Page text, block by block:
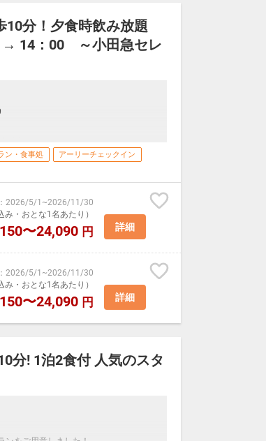
類の温泉をご用意。
あり
いません
）も出ております
ります。
ございます。
創作和食
わる場合がございます。
たします
意致します
類の温泉をご用意。
ックイン時にご予約ください。
あり
も出ております
10分！夕食時飲み放題
14：00 ～小田急セレ
ン・食事処 アーリーチェックイン
： 2026/5/1 ~2026/11/30
・おとな1名あたり）
〜24,090 円 詳細
： 2026/5/1 ~2026/11/30
・おとな1名あたり）
〜24,090 円 詳細
分! 1泊2食付 人気のスタ